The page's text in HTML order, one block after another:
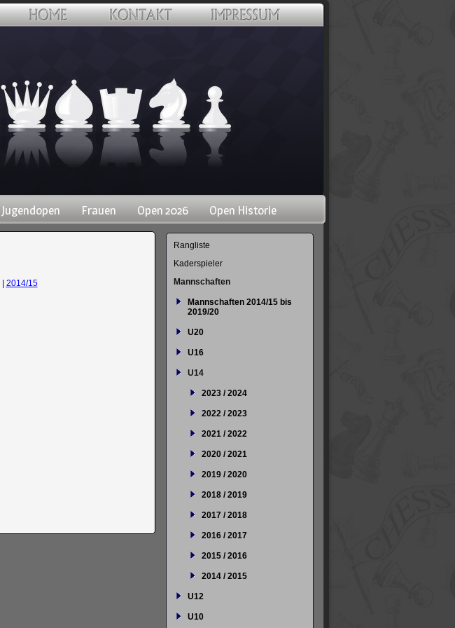
Jugendopen Frauen Open 2026 Open Historie
2014/15
Navigation
Rangliste
Kaderspieler
Mannschaften
Mannschaften 2014/15 bis
2019/20
U20
U16
U14
2023 / 2024
2022 / 2023
2021 / 2022
2020 / 2021
2019 / 2020
2018 / 2019
2017 / 2018
2016 / 2017
2015 / 2016
2014 / 2015
U12
U10